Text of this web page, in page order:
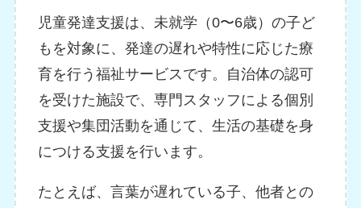
児童発達支援は、未就学（0〜6歳）の子ど
もを対象に、発達の遅れや特性に応じた療
育を行う福祉サービスです。自治体の認可
を受けた施設で、専門スタッフによる個別
支援や集団活動を通じて、生活の基礎を身
につける支援を行います。
たとえば、言葉が遅れている子、他者との